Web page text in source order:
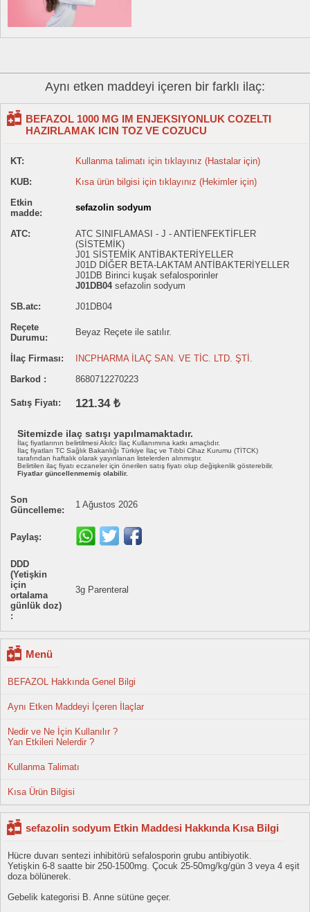
Aynı etken maddeyi içeren bir farklı ilaç:
BEFAZOL 1000 MG IM ENJEKSIYONLUK COZELTI
HAZIRLAMAK ICIN TOZ VE COZUCU
KT:
Kullanma talimatı için tıklayınız (Hastalar için)
KUB:
Kısa ürün bilgisi için tıklayınız (Hekimler için)
Etkin
madde:
sefazolin sodyum
ATC:
ATC SINIFLAMASI - J - ANTİENFEKTİFLER
(SİSTEMİK)
J01 SİSTEMİK ANTİBAKTERİYELLER
J01D DİĞER BETA-LAKTAM ANTİBAKTERİYELLER
J01DB Birinci kuşak sefalosporinler
J01DB04sefazolin sodyum
SB.atc:
J01DB04
Reçete
Durumu:
Beyaz Reçete ile satılır.
İlaç Firması:
INCPHARMA İLAÇ SAN. VE TİC. LTD. ŞTİ.
Barkod :
8680712270223
Satış Fiyatı: 121.34 ₺
Sitemizde ilaç satışı yapılmamaktadır.
İlaç fiyatlarının belirtilmesi Akılcı İlaç Kullanımına katkı amaçlıdır.
İlaç fiyatları TC Sağlık Bakanlığı Türkiye İlaç ve Tıbbi Cihaz Kurumu (TİTCK)
tarafından haftalık olarak yayınlanan listelerden alınmıştır.
Belirtilen ilaç fiyatı eczaneler için önerilen satış fiyatı olup değişkenlik gösterebilir.
Fiyatlar güncellenmemiş olabilir.
Son
Güncelleme:
1 Ağustos 2026
Paylaş:
DDD
(Yetişkin
için
ortalama
günlük doz)
:
3g Parenteral
Menü
BEFAZOL Hakkında Genel Bilgi
Aynı Etken Maddeyi İçeren İlaçlar
Nedir ve Ne İçin Kullanılır ?
Yan Etkileri Nelerdir ?
Kullanma Talimatı
Kısa Ürün Bilgisi
sefazolin sodyum Etkin Maddesi Hakkında Kısa Bilgi
Hücre duvarı sentezi inhibitörü sefalosporin grubu antibiyotik.
Yetişkin 6-8 saatte bir 250-1500mg. Çocuk 25-50mg/kg/gün 3 veya 4 eşit
doza bölünerek.
Gebelik kategorisi B. Anne sütüne geçer.